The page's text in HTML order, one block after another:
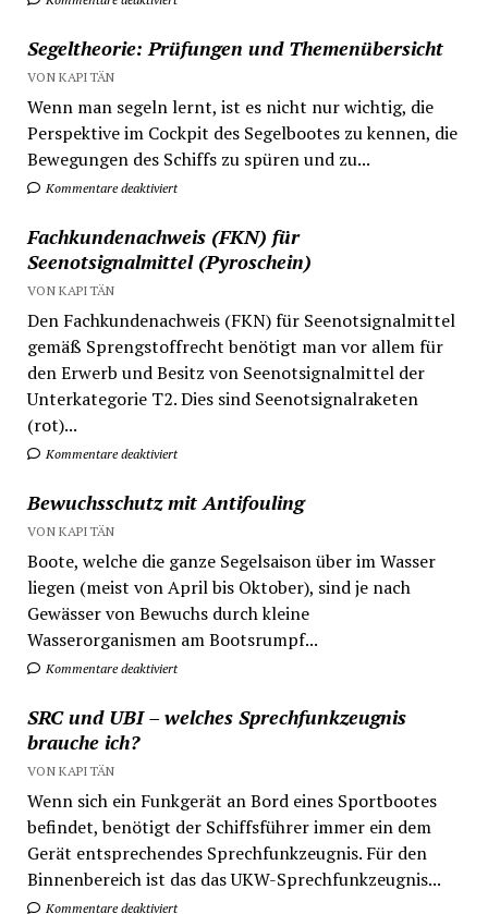
Segeltheorie: Prüfungen und Themenübersicht
VON KAPITÄN
Wenn man segeln lernt, ist es nicht nur wichtig, die
Perspektive im Cockpit des Segelbootes zu kennen, die
Bewegungen des Schiffs zu spüren und zu...
Kommentare deaktiviert
Fachkundenachweis (FKN) für
Seenotsignalmittel (Pyroschein)
VON KAPITÄN
Den Fachkundenachweis (FKN) für Seenotsignalmittel
gemäß Sprengstoffrecht benötigt man vor allem für
den Erwerb und Besitz von Seenotsignalmittel der
Unterkategorie T2. Dies sind Seenotsignalraketen
(rot)...
Kommentare deaktiviert
Bewuchsschutz mit Antifouling
VON KAPITÄN
Boote, welche die ganze Segelsaison über im Wasser
liegen (meist von April bis Oktober), sind je nach
Gewässer von Bewuchs durch kleine
Wasserorganismen am Bootsrumpf...
Kommentare deaktiviert
SRC und UBI – welches Sprechfunkzeugnis
brauche ich?
VON KAPITÄN
Wenn sich ein Funkgerät an Bord eines Sportbootes
befindet, benötigt der Schiffsführer immer ein dem
Gerät entsprechendes Sprechfunkzeugnis. Für den
Binnenbereich ist das das UKW-Sprechfunkzeugnis...
Kommentare deaktiviert